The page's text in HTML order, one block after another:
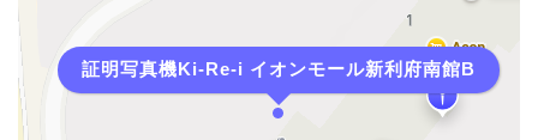
証明写真機Ki-Re-i イオンモール新利府南館B